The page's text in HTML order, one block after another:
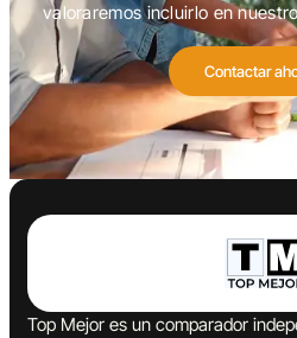
valoraremos incluirlo en
Contactar
Top Mejor es un comparador